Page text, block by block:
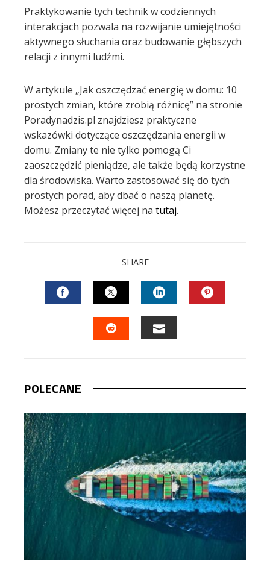
Praktykowanie tych technik w codziennych
interakcjach pozwala na rozwijanie umiejętności
aktywnego słuchania oraz budowanie głębszych
relacji z innymi ludźmi.
W artykule „Jak oszczędzać energię w domu: 10
prostych zmian, które zrobią różnicę” na stronie
Poradynadzis.pl znajdziesz praktyczne
wskazówki dotyczące oszczędzania energii w
domu. Zmiany te nie tylko pomogą Ci
zaoszczędzić pieniądze, ale także będą korzystne
dla środowiska. Warto zastosować się do tych
prostych porad, aby dbać o naszą planetę.
Możesz przeczytać więcej na tutaj.
SHARE
FACEBOOKTWITTERLINKEDIN
POLECANE